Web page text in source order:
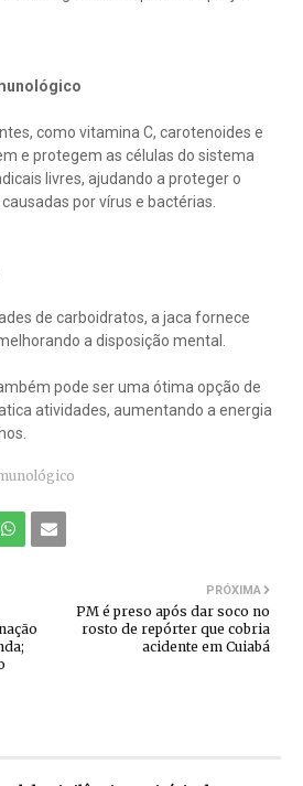
como vitamina C, carotenoides e
e protegem as células do sistema
livres, ajudando a proteger o
por vírus e bactérias.
de carboidratos, a jaca fornece
a disposição mental.
pode ser uma ótima opção de
atividades, aumentando a energia
PRÓXIMA
PM é preso após dar soco no
rosto de repórter que cobria
acidente em Cuiabá